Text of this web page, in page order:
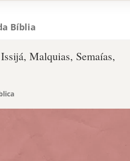
Bíblia
Malquias, Semaías,